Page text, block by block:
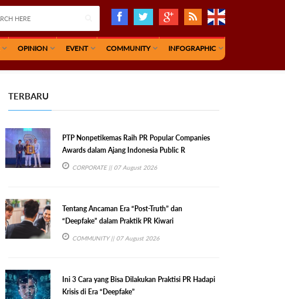
OPINION EVENT COMMUNITY INFOGRAPHIC
TERBARU
PTP Nonpetikemas Raih PR Popular Companies
Awards dalam Ajang Indonesia Public R
CORPORATE|| 07 August 2026
Tentang Ancaman Era “Post-Truth” dan
“Deepfake” dalam Praktik PR Kiwari
COMMUNITY|| 07 August 2026
Ini 3 Cara yang Bisa Dilakukan Praktisi PR Hadapi
Krisis di Era “Deepfake”